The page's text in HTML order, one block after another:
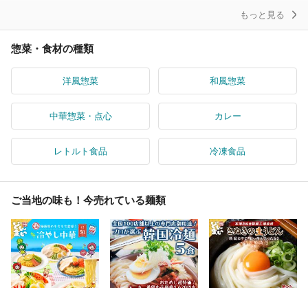
もっと見る
惣菜・食材の種類
洋風惣菜 和風惣菜
中華惣菜・点心 カレー
レトルト食品 冷凍食品
ご当地の味も！今売れている麺類